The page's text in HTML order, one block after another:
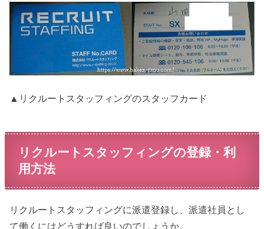
▲リクルートスタッフィングのスタッフカード
リクルートスタッフィングの登録・利
用方法
リクルートスタッフィングに派遣登録し、派遣社員とし
て働くにはどうすれば良いのでしょうか。